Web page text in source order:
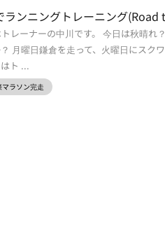
ランニングトレーニング(Road
レーナーの中川です。 今日は秋晴れ
月曜日鎌倉を走って、火曜日にスク
ト ...
ラソン完走